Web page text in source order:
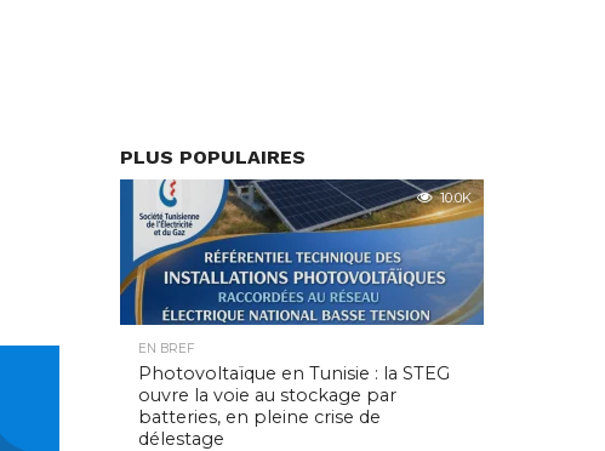
PLUS POPULAIRES
10.0K
EN BREF
Photovoltaïque en Tunisie : la STEG
ouvre la voie au stockage par
batteries, en pleine crise de
délestage